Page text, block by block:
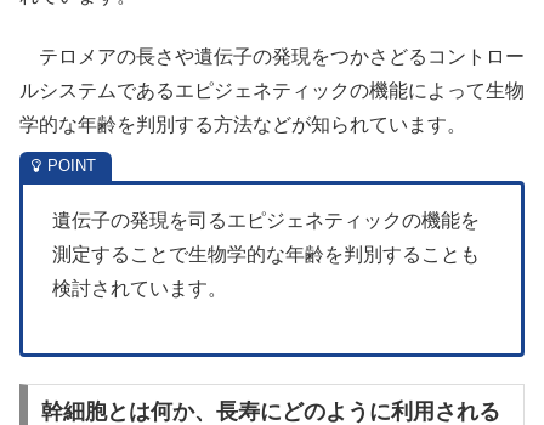
テロメアの長さや遺伝子の発現をつかさどるコントロー
ルシステムであるエピジェネティックの機能によって生物
学的な年齢を判別する方法などが知られています。
遺伝子の発現を司るエピジェネティックの機能を
測定することで生物学的な年齢を判別することも
検討されています。
幹細胞とは何か、長寿にどのように利用される